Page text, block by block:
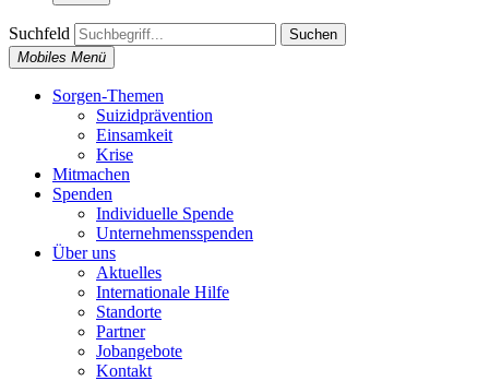
Suchfeld
Suchen
Mobiles Menü
Sorgen-Themen
Suizidprävention
Einsamkeit
Krise
Mitmachen
Spenden
Individuelle Spende
Unternehmensspenden
Über uns
Aktuelles
Internationale Hilfe
Standorte
Partner
Jobangebote
Kontakt